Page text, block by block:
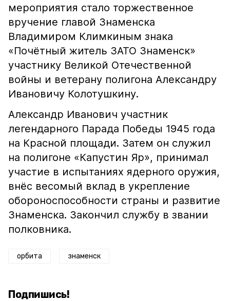
мероприятия стало торжественное
вручение главой Знаменска
Владимиром Климкиным знака
«Почётный житель ЗАТО Знаменск»
участнику Великой Отечественной
войны и ветерану полигона Александру
Ивановичу Колотушкину.
Александр Иванович участник
легендарного Парада Победы 1945 года
на Красной площади. Затем он служил
на полигоне «Капустин Яр», принимал
участие в испытаниях ядерного оружия,
внёс весомый вклад в укрепление
обороноспособности страны и развитие
Знаменска. Закончил службу в звании
полковника.
орбита знаменск
Подпишись!